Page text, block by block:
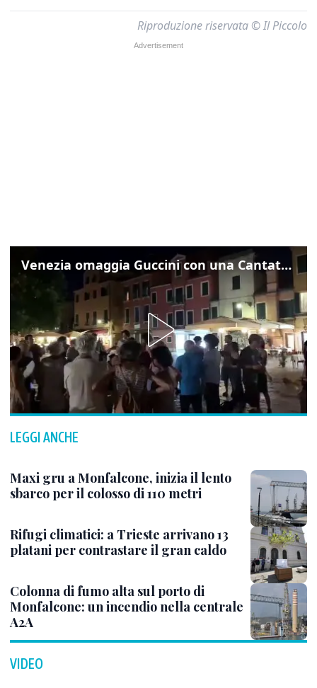
Riproduzione riservata © Il Piccolo
Venezia omaggia Guccini con una Cantata Anarchica in campo Santa Margherita
LEGGI ANCHE
Maxi gru a Monfalcone, inizia il lento
sbarco per il colosso di 110 metri
Rifugi climatici: a Trieste arrivano 13
platani per contrastare il gran caldo
Colonna di fumo alta sul porto di
Monfalcone: un incendio nella centrale
A2A
VIDEO